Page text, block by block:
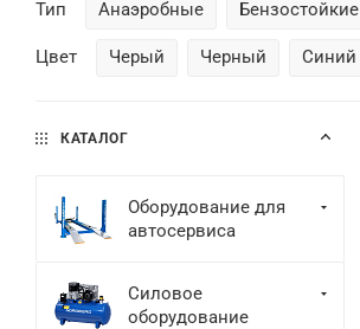
Тип Анаэробные Бензостойкие
Цвет Черый Черный Синий
КАТАЛОГ
Оборудование для
автосервиса
Силовое
оборудование